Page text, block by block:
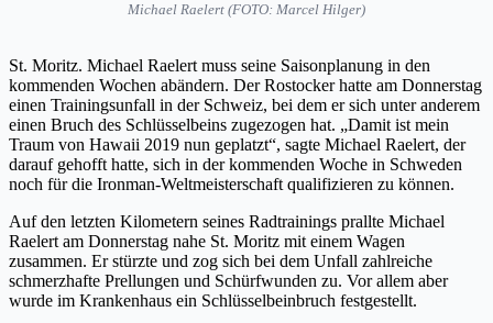
Michael Raelert (FOTO: Marcel Hilger)
St. Moritz. Michael Raelert muss seine Saisonplanung in den
kommenden Wochen abändern. Der Rostocker hatte am Donnerstag
einen Trainingsunfall in der Schweiz, bei dem er sich unter anderem
einen Bruch des Schlüsselbeins zugezogen hat. „Damit ist mein
Traum von Hawaii 2019 nun geplatzt“, sagte Michael Raelert, der
darauf gehofft hatte, sich in der kommenden Woche in Schweden
noch für die Ironman-Weltmeisterschaft qualifizieren zu können.
Auf den letzten Kilometern seines Radtrainings prallte Michael
Raelert am Donnerstag nahe St. Moritz mit einem Wagen
zusammen. Er stürzte und zog sich bei dem Unfall zahlreiche
schmerzhafte Prellungen und Schürfwunden zu. Vor allem aber
wurde im Krankenhaus ein Schlüsselbeinbruch festgestellt.